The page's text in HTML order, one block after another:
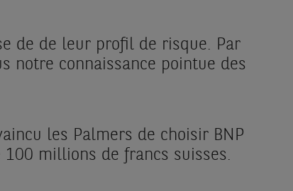
de de leur profil de risque. Par
notre connaissance pointue des
les Palmers de choisir BNP
millions de francs suisses.